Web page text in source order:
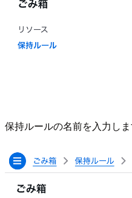
保持ルールの名前を入力しま